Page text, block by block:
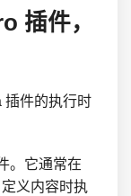
插件，
插件的执行时
。它通常在
义内容时执